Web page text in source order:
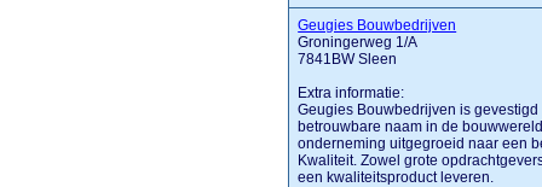
Geugies Bouwbedrijven
Groningerweg 1/A
7841BW Sleen
Extra informatie:
Geugies Bouwbedrijven is
betrouwbare naam in de
onderneming uitgegroeid naar een
Kwaliteit. Zowel grote
een kwaliteitsproduct leveren.